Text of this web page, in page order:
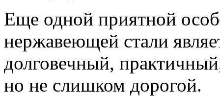
Еще одной приятной
нержавеющей стали
долговечный,
но не слишком дорогой.